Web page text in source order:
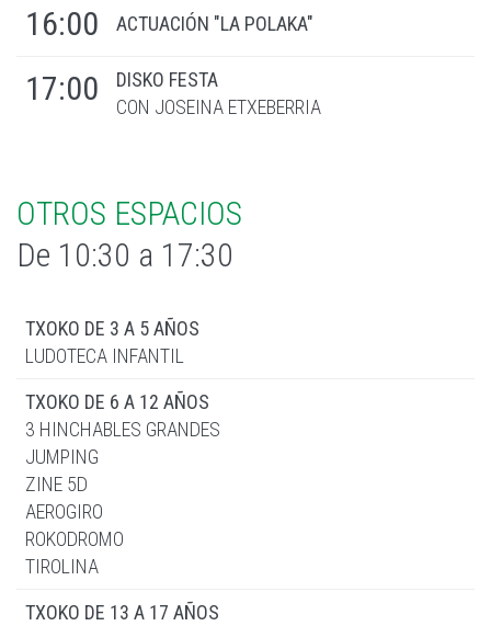
16:00 ACTUACIÓN "LA POLAKA"
17:00
DISKO FESTA
CON JOSEINA ETXEBERRIA
OTROS ESPACIOS
De 10:30 a 17:30
TXOKO DE 3 A 5 AÑOS
LUDOTECA INFANTIL
TXOKO DE 6 A 12 AÑOS
3 HINCHABLES GRANDES
JUMPING
ZINE 5D
AEROGIRO
ROKODROMO
TIROLINA
TXOKO DE 13 A 17 AÑOS